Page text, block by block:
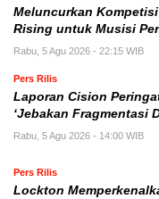
Meluncurkan
Rising untuk Musisi
Rabu, 5 Agu 2026 - 22:15 WIB
Pers Rilis
Laporan Cision
‘Jebakan Fragmentasi
Rabu, 5 Agu 2026 - 14:00 WIB
Pers Rilis
Lockton